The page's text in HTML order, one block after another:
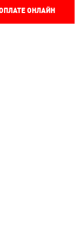
ОНЛАЙН